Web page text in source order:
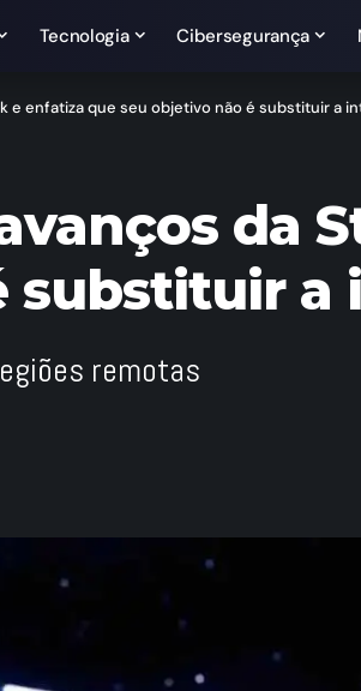
Tecnologia Cibersegurança
e enfatiza que seu objetivo não é substituir a
da
substituir a
remotas